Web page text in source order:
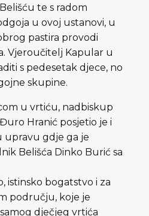
te s radom
u ovoj ustanovi, u
pastira provodi
Vjeroučitelj Kapular u
s pedesetak djece, no
skupine.
u vrtiću, nadbiskup
Hranić posjetio je i
upravu gdje ga je
Belišća Dinko Burić sa
istinsko bogatstvo i za
području, koje je
dječjeg vrtića